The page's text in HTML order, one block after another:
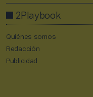
2Playbook
Quiénes somos
Redacción
Publicidad